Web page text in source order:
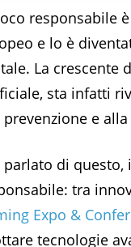
responsabile
e lo è
La crescente
sta infatti
prevenzione e
parlato di
tra
Expo &
tecnologie